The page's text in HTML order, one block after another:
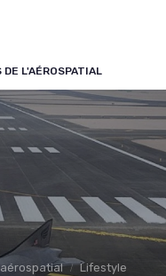
L'AÉROSPATIAL
Lifestyle